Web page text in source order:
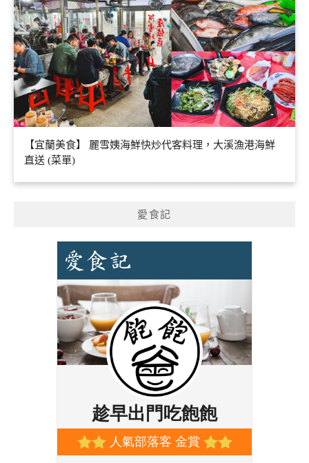
【宜蘭美食】 麗雪姨海鮮快炒代客料理，大溪漁港海鮮
直送 (菜單)
愛食記